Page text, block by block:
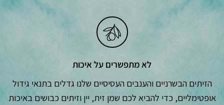
לא מתפשרים על איכות
הזיתים הבשרניים והענבים העסיסיים שלנו גדלים בתנאי גידול
אופטימליים, כדי להביא לכם שמן זית, יין וזיתים כבושים באיכות